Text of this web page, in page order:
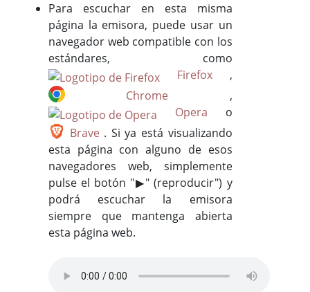
Para escuchar en esta misma
página la emisora, puede usar un
navegador web compatible con los
estándares, como
Firefox ,
Chrome ,
Opera o
Brave . Si ya está visualizando
esta página con alguno de esos
navegadores web, simplemente
pulse el botón "▶" (reproducir") y
podrá escuchar la emisora
siempre que mantenga abierta
esta página web.